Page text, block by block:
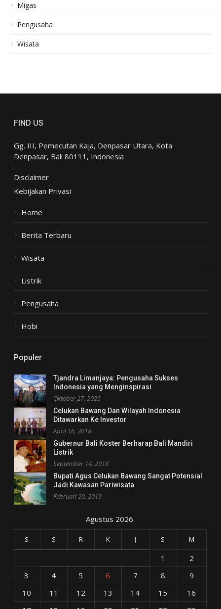
Migas
Pengusaha
Wisata
FIND US
Gg. III, Pemecutan Kaja, Denpasar Utara, Kota
Denpasar, Bali 80111, Indonesia
Disclaimer
Kebijakan Privasi
Home
Berita Terbaru
Wisata
Listrik
Pengusaha
Hobi
Populer
Tjandra Limanjaya: Pengusaha Sukses
Indonesia yang Menginspirasi
Oktober 27, 2025
Celukan Bawang Dan Wilayah Indonesia
Ditawarkan Ke Investor
April 16, 2018
Gubernur Bali Koster Berharap Bali Mandiri
Listrik
September 14, 2018
Bupati Agus Celukan Bawang Sangat Potensial
Jadi Kawasan Pariwisata
Februari 20, 2019
Agustus 2026
S S R K J S M
1
2
3
4 5 6 7 8
9
10
11 12 13 14 15
16